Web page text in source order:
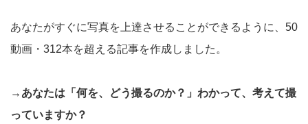
あなたがすぐに写真を上達させることができるように、50
動画・312本を超える記事を作成しました。
→あなたは「何を、どう撮るのか？」わかって、考えて撮
っていますか？